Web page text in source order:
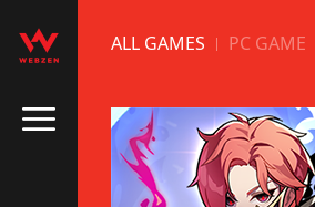
ALL GAMES PC GAME